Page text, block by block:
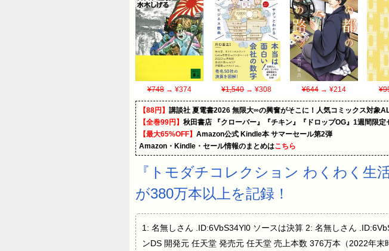
¥748 → ¥374 ¥1,540→ ¥308 ¥644→ ¥214
【88円】 講談社 夏電書2026 無限大∞の興奮がそこに！人気コミックス対象
【全巻99円】 秋田書店 『クローバー』『チキン』『ドロップOG』1週間限定
【最大65%OFF】 Amazon公式 Kindle本 サマーセール第2弾
Amazon・Kindle・セール情報のまとめはこちら
『トモダチコレクション わくわく生
が380万本以上を記録！
1: 名無しさん .ID:6VbS34Yl0 ソースは決算 2: 名無しさん
ンDS 開発元 任天堂 発売元 任天堂 売上本数 376万本（2022年